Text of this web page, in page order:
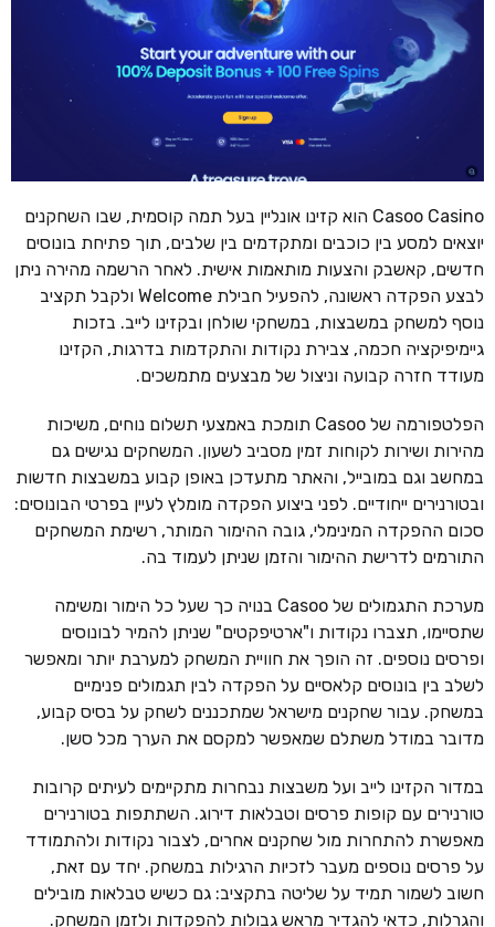
Casoo Casino הוא קזינו אונליין בעל תמה קוסמית, שבו השחקנים
יוצאים למסע בין כוכבים ומתקדמים בין שלבים, תוך פתיחת בונוסים
חדשים, קאשבק והצעות מותאמות אישית. לאחר הרשמה מהירה ניתן
לבצע הפקדה ראשונה, להפעיל חבילת Welcome ולקבל תקציב
נוסף למשחק במשבצות, במשחקי שולחן ובקזינו לייב. בזכות
גיימיפיקציה חכמה, צבירת נקודות והתקדמות בדרגות, הקזינו
מעודד חזרה קבועה וניצול של מבצעים מתמשכים.
הפלטפורמה של Casoo תומכת באמצעי תשלום נוחים, משיכות
מהירות ושירות לקוחות זמין מסביב לשעון. המשחקים נגישים גם
במחשב וגם במובייל, והאתר מתעדכן באופן קבוע במשבצות חדשות
ובטורנירים ייחודיים. לפני ביצוע הפקדה מומלץ לעיין בפרטי הבונוסים:
סכום ההפקדה המינימלי, גובה ההימור המותר, רשימת המשחקים
התורמים לדרישת ההימור והזמן שניתן לעמוד בה.
מערכת התגמולים של Casoo בנויה כך שעל כל הימור ומשימה
שתסיימו, תצברו נקודות ו"ארטיפקטים" שניתן להמיר לבונוסים
ופרסים נוספים. זה הופך את חוויית המשחק למערבת יותר ומאפשר
לשלב בין בונוסים קלאסיים על הפקדה לבין תגמולים פנימיים
במשחק. עבור שחקנים מישראל שמתכננים לשחק על בסיס קבוע,
מדובר במודל משתלם שמאפשר למקסם את הערך מכל סשן.
במדור הקזינו לייב ועל משבצות נבחרות מתקיימים לעיתים קרובות
טורנירים עם קופות פרסים וטבלאות דירוג. השתתפות בטורנירים
מאפשרת להתחרות מול שחקנים אחרים, לצבור נקודות ולהתמודד
על פרסים נוספים מעבר לזכיות הרגילות במשחק. יחד עם זאת,
חשוב לשמור תמיד על שליטה בתקציב: גם כשיש טבלאות מובילים
והגרלות, כדאי להגדיר מראש גבולות להפקדות ולזמן המשחק.